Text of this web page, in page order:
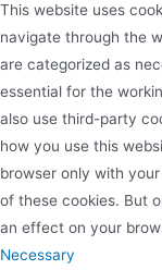
This website uses
navigate through the
are categorized as
essential for the
also use third-party
how you use this
browser only with
of these cookies. But
an effect on your
Necessary